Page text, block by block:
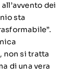
dei
sta
non si tratta
di una vera